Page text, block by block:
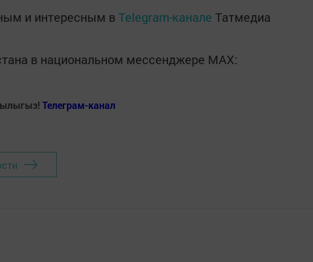
и интересным в Telegram-канале Татмедиа
в национальном мессенджере MАХ:
Телеграм-канал